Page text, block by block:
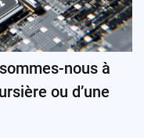
nous à
ou d’une